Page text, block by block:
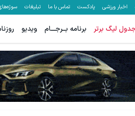
اخبار ورزشی پادکست تماس با ما تبلیغات
لیگ برتر برنامه بــرجـــام ویدیو
هنوز 50 تتر رو دریافت نکردی؟ | رایگان ثبت نام کن و رایگان شروع کن!